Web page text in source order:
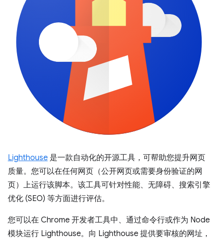
Lighthouse 是一款自动化的开源工具，可帮助您提升网页
质量。您可以在任何网页（公开网页或需要身份验证的网
页）上运行该脚本。该工具可针对性能、无障碍、搜索引擎
优化 (SEO) 等方面进行评估。
您可以在 Chrome 开发者工具中、通过命令行或作为 Node
模块运行 Lighthouse。向 Lighthouse 提供要审核的网址，